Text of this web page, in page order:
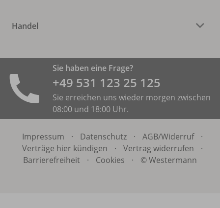
Handel
Sie haben eine Frage?
+49 531 ­123 25 125
Sie erreichen uns wieder morgen zwischen
08:00 und 18:00 Uhr.
Impressum · Datenschutz · AGB/Widerruf
·
Verträge hier kündigen
· Vertrag widerrufen
·
Barrierefreiheit
· Cookies · © Westermann